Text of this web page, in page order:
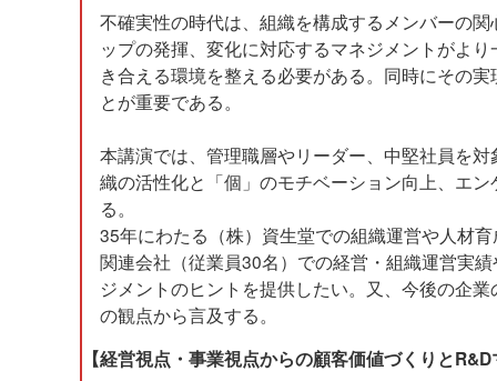
不確実性の時代は、組織を構成するメンバーの
ップの発揮、変化に対応するマネジメントがよ
き合える環境を整える必要がある。同時にその
とが重要である。
本講演では、管理職層やリーダー、中堅社員を
織の活性化と「個」のモチベーション向上、エ
る。
35年にわたる（株）資生堂での組織運営や人材
関連会社（従業員30名）での経営・組織運営実
ジメントのヒントを提供したい。又、今後の企
の観点から言及する。
【経営視点・事業視点からの顧客価値づくりと